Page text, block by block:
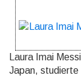
Laura Imai
Japan, studierte